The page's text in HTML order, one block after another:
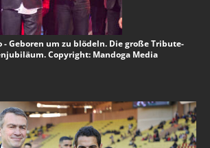
- Geboren um zu blödeln. Die große Tribute-
Copyright: Mandoga Media